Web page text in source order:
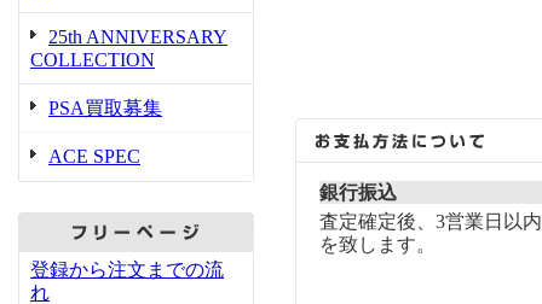
25th ANNIVERSARY
COLLECTION
PSA買取募集
ACE SPEC
登録から注文までの流
れ
銀行振込
査定確定後、3営業日以
を致します。